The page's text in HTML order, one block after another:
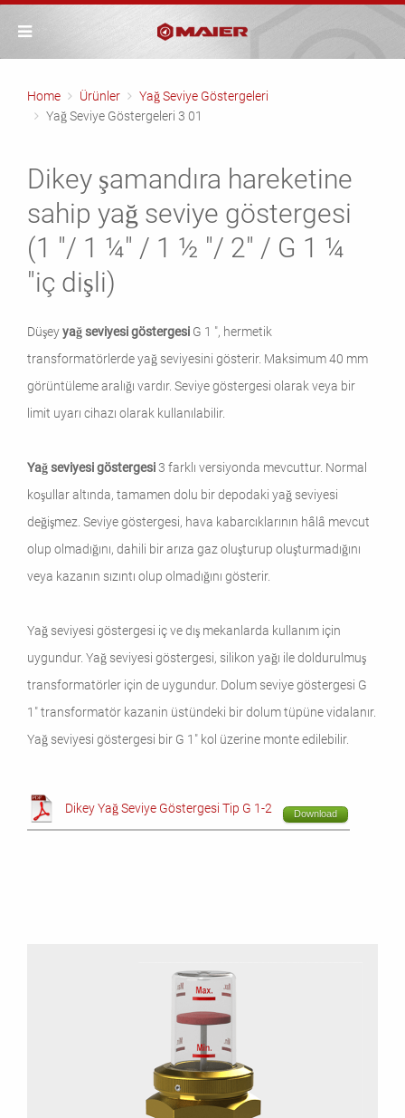
Home Ürünler
Yağ Seviye Göstergeleri
Yağ Seviye Göstergeleri 3 01
Dikey şamandıra hareketine
sahip yağ seviye göstergesi
(1 "/ 1 ¼" / 1 ½ "/ 2" / G 1 ¼
"iç dişli)
Düşeyyağ seviyesi göstergesi G 1 ", hermetik
transformatörlerde yağ seviyesini gösterir. Maksimum 40 mm
görüntüleme aralığı vardır. Seviye göstergesi olarak veya bir
limit uyarı cihazı olarak kullanılabilir.
Yağ seviyesi göstergesi3 farklı versiyonda mevcuttur. Normal
koşullar altında, tamamen dolu bir depodaki yağ seviyesi
değişmez. Seviye göstergesi, hava kabarcıklarının hâlâ mevcut
olup olmadığını, dahili bir arıza gaz oluşturup oluşturmadığını
veya kazanın sızıntı olup olmadığını gösterir.
Yağ seviyesi göstergesi iç ve dış mekanlarda kullanım için
uygundur. Yağ seviyesi göstergesi, silikon yağı ile doldurulmuş
transformatörler için de uygundur. Dolum seviye göstergesi G
1" transformatör kazanin üstündeki bir dolum tüpüne vidalanır.
Yağ seviyesi göstergesi bir G 1" kol üzerine monte edilebilir.
Dikey Yağ Seviye Göstergesi Tip G 1-2 Download